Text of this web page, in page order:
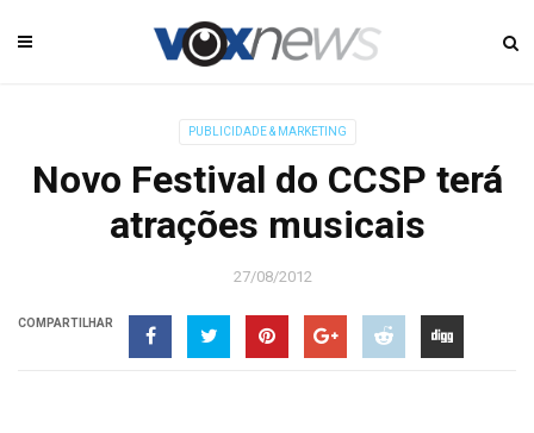
PUBLICIDADE & MARKETING
Novo Festival do CCSP terá
atrações musicais
27/08/2012
COMPARTILHAR